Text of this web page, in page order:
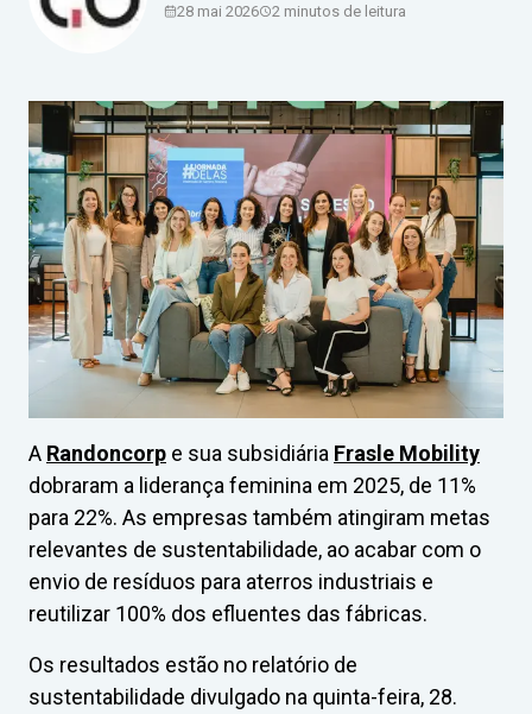
28 mai 2026 2 minutos de leitura
A Randoncorp e sua subsidiária Frasle Mobility
dobraram a liderança feminina em 2025, de 11%
para 22%. As empresas também atingiram metas
relevantes de sustentabilidade, ao acabar com o
envio de resíduos para aterros industriais e
reutilizar 100% dos efluentes das fábricas.
Os resultados estão no relatório de
sustentabilidade divulgado na quinta-feira, 28.